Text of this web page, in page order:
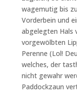
wagemutig bis
Vorderbein und
abgelegten Hals
vorgewölbten
Perenne (Lol!
welches, der
nicht gewahr
Paddockzaun